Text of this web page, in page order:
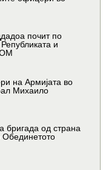
почит по
и
на Армијата во
Михаило
бригада од страна
Обединетото